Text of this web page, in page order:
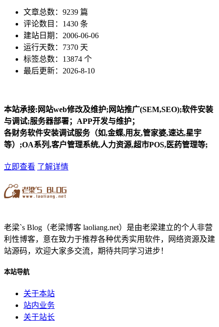
文章总数：9239 篇
评论数目：1430 条
建站日期：2006-06-06
运行天数：7370 天
标签总数：13874 个
最后更新：2026-8-10
本站承接:网站web修改及维护;网站推广(SEM,SEO);软件安装
与调试;服务器部署；APP开发与维护；
各财务软件安装调试服务（如,金蝶,用友,管家婆,速达,星宇
等）;OA系列,客户管理系统,人力资源,超市POS,医药管理等;
立即查看 了解详情
老梁`s Blog（老梁博客 laoliang.net）是由老梁建立的个人非营
利性博客，意在致力于推荐各种优秀实用软件，网络资源及建
站源码，欢迎大家多交流，期待共同学习进步！
本站导航
关于本站
站内业务
关于站长